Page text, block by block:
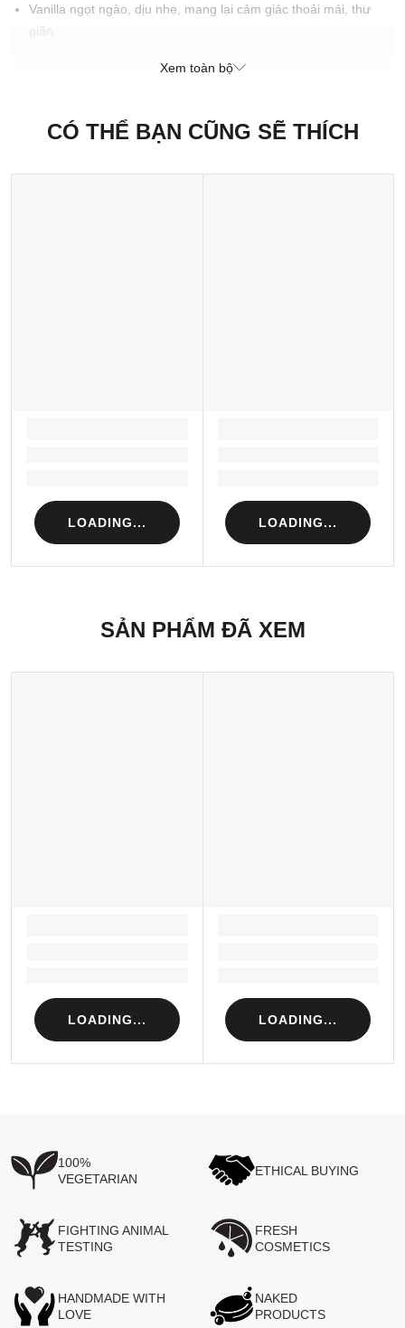
Vanilla ngọt ngào, dịu nhẹ, mang lại cảm giác thoải mái, thư
giãn
Chịu trách nhiệm bởi:
Xem toàn bộ
CÓ THỂ BẠN CŨNG SẼ THÍCH
LOADING... LOADING...
SẢN PHẨM ĐÃ XEM
LOADING... LOADING...
100%
VEGETARIAN
ETHICAL BUYING
FIGHTING ANIMAL
TESTING
FRESH
COSMETICS
HANDMADE WITH
LOVE
NAKED
PRODUCTS